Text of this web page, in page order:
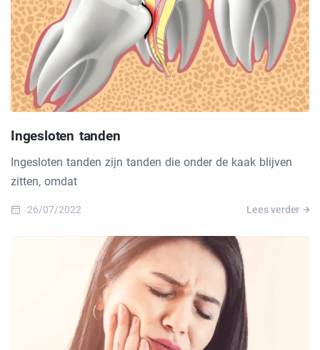
Ingesloten tanden
Ingesloten tanden zijn tanden die onder de kaak blijven
zitten, omdat
26/07/2022 Lees verder